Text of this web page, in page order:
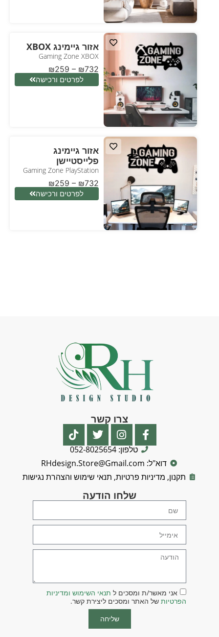
אזור גיימינג XBOX
Gaming Zone XBOX
₪259 – ₪732
לפרטים ורכישה
אזור גיימינג
פלייסטיישן
Gaming Zone PlayStation
₪259 – ₪732
לפרטים ורכישה
צרו קשר
טלפון: 052-8025654
דוא"ל: RHdesign.Store@Gmail.com
תקנון, מדיניות פרטיות, תנאי שימוש והצהרת נגישות
שלחו הודעה
אני מאשר/ת ומסכים ל תנאי השימוש ומדיניות
הפרטיות של האתר ומסכים ליצירת קשר.
שליחה